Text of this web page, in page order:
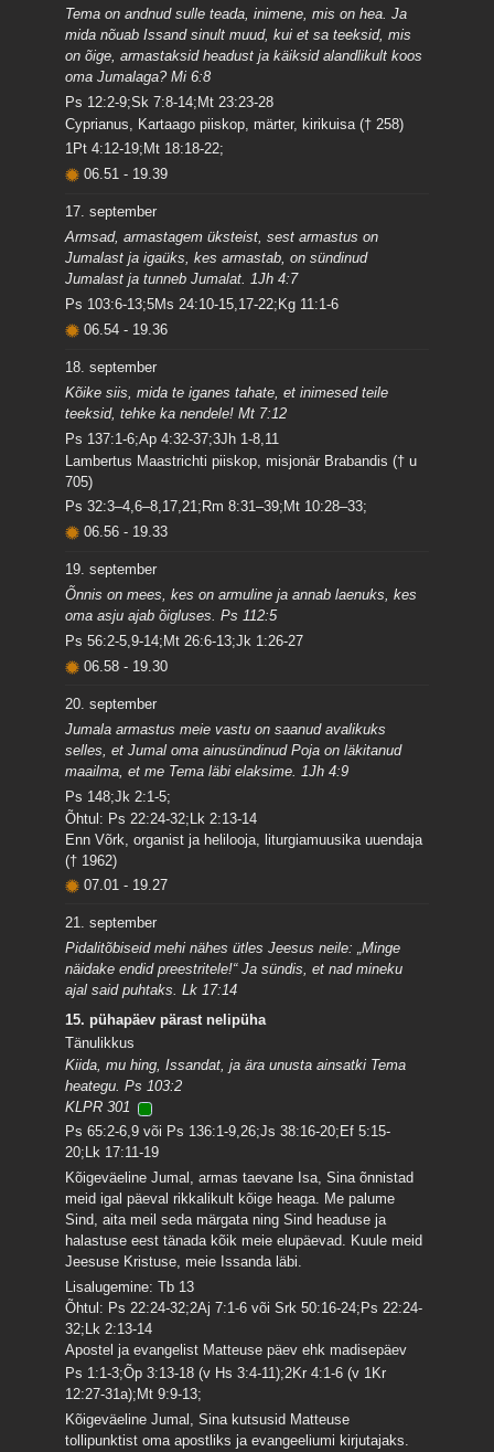
Tema on andnud sulle teada, inimene, mis on hea. Ja
mida nõuab Issand sinult muud, kui et sa teeksid, mis
on õige, armastaksid headust ja käiksid alandlikult koos
oma Jumalaga? Mi 6:8
Ps 12:2-9;Sk 7:8-14;Mt 23:23-28
Cyprianus, Kartaago piiskop, märter, kirikuisa († 258)
1Pt 4:12-19;Mt 18:18-22;
06.51- 19.39
17. september
Armsad, armastagem üksteist, sest armastus on
Jumalast ja igaüks, kes armastab, on sündinud
Jumalast ja tunneb Jumalat. 1Jh 4:7
Ps 103:6-13;5Ms 24:10-15,17-22;Kg 11:1-6
06.54- 19.36
18. september
Kõike siis, mida te iganes tahate, et inimesed teile
teeksid, tehke ka nendele! Mt 7:12
Ps 137:1-6;Ap 4:32-37;3Jh 1-8,11
Lambertus Maastrichti piiskop, misjonär Brabandis († u
705)
Ps 32:3–4,6–8,17,21;Rm 8:31–39;Mt 10:28–33;
06.56- 19.33
19. september
Õnnis on mees, kes on armuline ja annab laenuks, kes
oma asju ajab õigluses. Ps 112:5
Ps 56:2-5,9-14;Mt 26:6-13;Jk 1:26-27
06.58- 19.30
20. september
Jumala armastus meie vastu on saanud avalikuks
selles, et Jumal oma ainusündinud Poja on läkitanud
maailma, et me Tema läbi elaksime. 1Jh 4:9
Ps 148;Jk 2:1-5;
Õhtul: Ps 22:24-32;Lk 2:13-14
Enn Võrk, organist ja helilooja, liturgiamuusika uuendaja
(† 1962)
07.01- 19.27
21. september
Pidalitõbiseid mehi nähes ütles Jeesus neile: „Minge
näidake endid preestritele!“ Ja sündis, et nad mineku
ajal said puhtaks. Lk 17:14
15. pühapäev pärast nelipüha
Tänulikkus
Kiida, mu hing, Issandat, ja ära unusta ainsatki Tema
heategu. Ps 103:2
KLPR 301
Ps 65:2-6,9 või Ps 136:1-9,26;Js 38:16-20;Ef 5:15-
20;Lk 17:11-19
Kõigeväeline Jumal, armas taevane Isa, Sina õnnistad
meid igal päeval rikkalikult kõige heaga. Me palume
Sind, aita meil seda märgata ning Sind headuse ja
halastuse eest tänada kõik meie elupäevad. Kuule meid
Jeesuse Kristuse, meie Issanda läbi.
Lisalugemine: Tb 13
Õhtul: Ps 22:24-32;2Aj 7:1-6 või Srk 50:16-24;Ps 22:24-
32;Lk 2:13-14
Apostel ja evangelist Matteuse päev ehk madisepäev
Ps 1:1-3;Õp 3:13-18 (v Hs 3:4-11);2Kr 4:1-6 (v 1Kr
12:27-31a);Mt 9:9-13;
Kõigeväeline Jumal, Sina kutsusid Matteuse
tollipunktist oma apostliks ja evangeeliumi kirjutajaks.